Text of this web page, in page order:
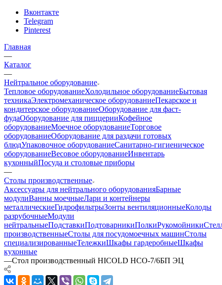
Вконтакте
Telegram
Pinterest
Главная
—
Каталог
—
Нейтральное оборудование
Тепловое оборудованиеХолодильное оборудованиеБытовая
техникаЭлектромеханическое оборудованиеПекарское и
кондитерское оборудованиеОборудование для фаст-
фудаОборудование для пиццерииКофейное
оборудованиеМоечное оборудованиеТорговое
оборудованиеОборудование для раздачи готовых
блюдУпаковочное оборудованиеСанитарно-гигиеническое
оборудованиеВесовое оборудованиеИнвентарь
кухонныйПосуда и столовые приборы
—
Столы производственные
Аксессуары для нейтрального оборудованияБарные
модулиВанны моечныеЛари и контейнеры
металлическиеГидрофильтрыЗонты вентиляционныеКолоды
разрубочныеМодули
нейтральныеПодставкиПодтоварникиПолкиРукомойники
производственныеСтолы для посудомоечных машинСтолы
специализированныеТележкиШкафы гардеробныеШкафы
кухонные
—Стол производственный HICOLD НСО-7/6БП ЭЦ